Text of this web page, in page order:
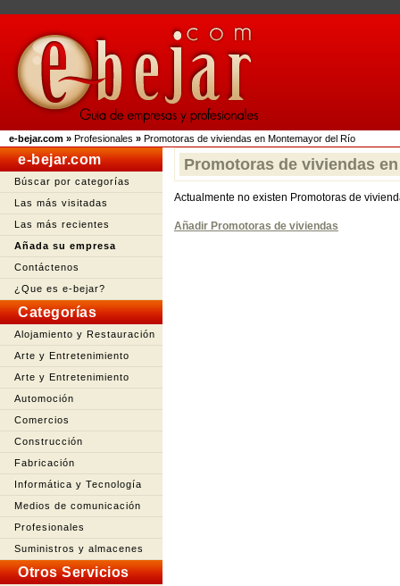
e-bejar.com » Profesionales » Promotoras de viviendas en Montemayor del Río
e-bejar.com
Búscar por categorías
Las más visitadas
Las más recientes
Añada su empresa
Contáctenos
¿Que es e-bejar?
Categorías
Alojamiento y Restauración
Arte y Entretenimiento
Arte y Entretenimiento
Automoción
Comercios
Construcción
Fabricación
Informática y Tecnología
Medios de comunicación
Profesionales
Suministros y almacenes
Otros Servicios
Promotoras de viviendas
Actualmente no existen Promotoras de
Añadir Promotoras de viviendas